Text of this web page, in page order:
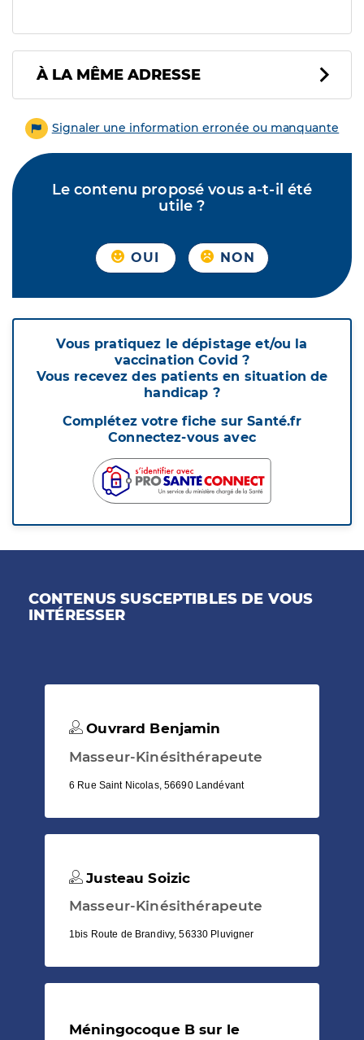
À LA MÊME ADRESSE
Signaler une information erronée ou manquante
Le contenu proposé vous a-t-il été
utile ?
OUI NON
Vous pratiquez le dépistage et/ou la
vaccination Covid ?
Vous recevez des patients en situation de
handicap ?
Complétez votre fiche sur Santé.fr
Connectez-vous avec
CONTENUS SUSCEPTIBLES DE VOUS
INTÉRESSER
Ouvrard Benjamin
Masseur-Kinésithérapeute
6 Rue Saint Nicolas, 56690 Landévant
Justeau Soizic
Masseur-Kinésithérapeute
1bis Route de Brandivy, 56330 Pluvigner
Méningocoque B sur le